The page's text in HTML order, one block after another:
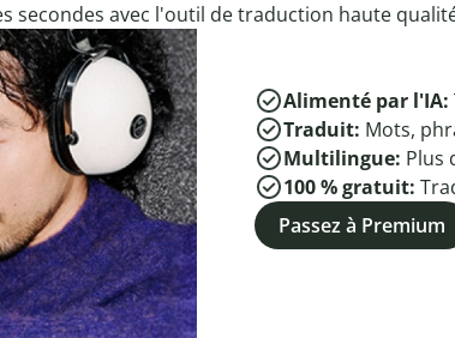
secondes avec l'outil de traduction haute
Alimenté par l'IA:
Traduit: Mots,
Multilingue: Plus
100 % gratuit:
Passez à Premium